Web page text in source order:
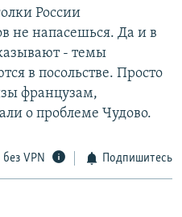
России
не напасешься. Да и в
- темы
в посольстве. Просто
французам,
о проблеме Чудово.
VPN Подпишитесь